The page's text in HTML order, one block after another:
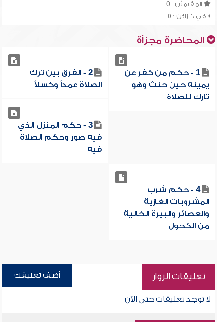
المقيميّن : 0
في خزائن : 0
المحاضرة مجزأة
1 - حكم من كفر عن
يمينه حين حنث وهو
تارك للصلاة
2 - الفرق بين ترك
الصلاة عمداً وكسلاً
3 - حكم المنزل الذي
فيه صور وحكم الصلاة
فيه
4 - حكم شرب
المشروبات الغازية
والعصائر والبيرة الخالية
من الكحول
تعليقات الزوار أضف تعليقك
لا توجد تعليقات حتى الآن